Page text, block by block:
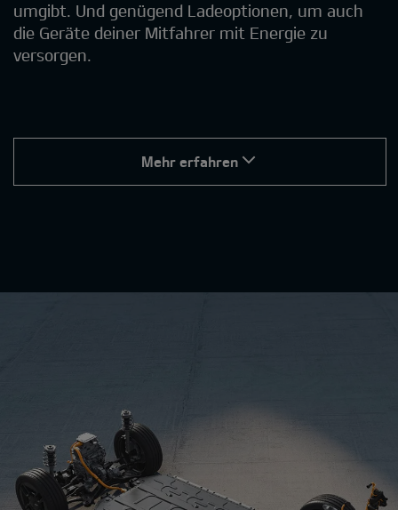
umgibt. Und genügend Ladeoptionen, um auch
die Geräte deiner Mitfahrer mit Energie zu
versorgen.
Mehr erfahren